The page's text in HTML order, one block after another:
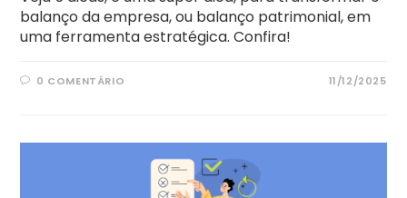
balanço da empresa, ou balanço patrimonial, em
uma ferramenta estratégica. Confira!
0 COMENTÁRIO 11/12/2025